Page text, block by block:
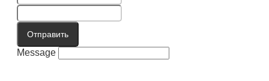
Отправить
Message